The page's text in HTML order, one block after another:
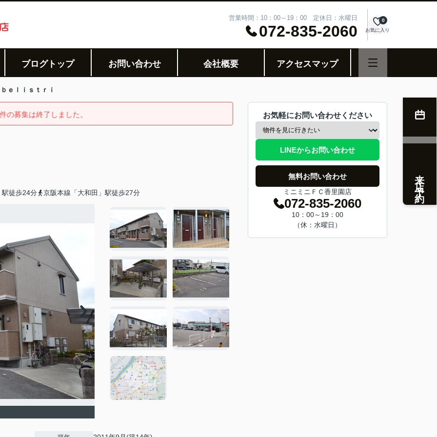
営業時間：10：00～19：00 定休日：水曜日
072-835-2060 お気に入り
0
ブログトップ お問い合わせ 会社概要 アクセスマップ
ｂｅｌｉｓｔｒｉ
の募集は終了しました。
駅徒歩24分 京阪本線「大和田」駅徒歩27分
お気軽にお問い合わせください
LINEからお問い合わせ
無料お問い合わせ
ミニミニＦＣ香里園店
072-835-2060
10：00～19：00
（休：水曜日）
来店予約